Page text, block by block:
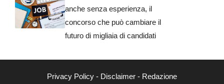
anche senza esperienza, il
concorso che può cambiare il
futuro di migliaia di candidati
Privacy Policy - Disclaimer - Redazione